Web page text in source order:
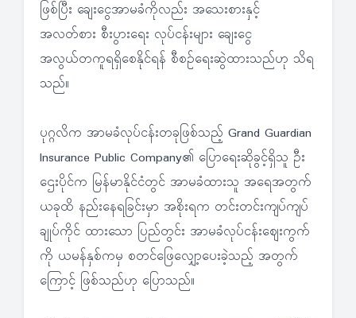
ဖြစ်ပြီး ချေးငွေအာမခံကိုလည်း အသေးစားနှင့်
အလတ်စား စီးပွားရေး လုပ်ငန်းများ ချေးငွေ
အလွယ်တကူရရှိစေနိုင်ရန် စီစဉ်ရေးဆွဲထားသည်ဟု သိရ
သည်။
ပုဂ္ဂလိက အာမခံလုပ်ငန်းတခုဖြစ်သည့် Grand Guardian
Insurance Public Company၏ ပြောရေးဆိုခွင့်ရှိသူ ဦး
ဌေးပိုင်က မြန်မာနိုင်ငံတွင် အာမခံထားသူ အရေအတွက်
ယခုထိ နည်းနေရခြင်းမှာ အစိုးရက တင်းတင်းကျပ်ကျပ်
ချုပ်ကိုင် ထားသော ပြည်တွင်း အာမခံလုပ်ငန်းဈေးကွက်
ကို ယမန်နှစ်ကမှ စတင်ဖြေလျှော့ပေးခဲ့သည့် အတွက်
ကြောင့် ဖြစ်သည်ဟု ပြောသည်။